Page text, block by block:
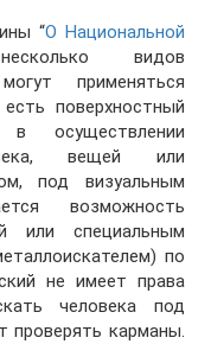
“О Национальной
видов
применяться
поверхностный
осуществлении
вещей или
под визуальным
возможность
или специальным
по
не имеет права
человека под
карманы.